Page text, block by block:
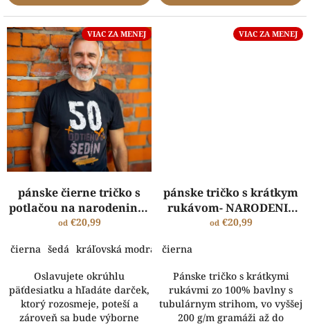
VIAC ZA MENEJ
pánske čierne tričko s
potlačou na narodeniny -
50 odtieňov šedín
od€20,99
čierna šedá kráľovská modrá
Oslavujete okrúhlu
päťdesiatku a hľadáte darček,
ktorý rozosmeje, poteší a
zároveň sa bude výborne
VIAC ZA MENEJ
pánske tričko s krátkym
rukávom- NARODENIE
LEGENDY
od€20,99
čierna
Pánske tričko s krátkymi
rukávmi zo 100% bavlny s
tubulárnym strihom, vo vyššej
200 g/m gramáži až do